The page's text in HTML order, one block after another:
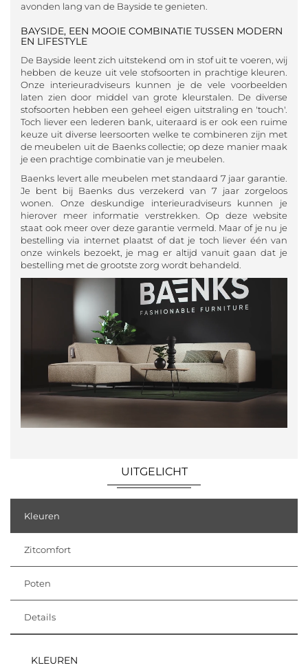
avonden lang van de Bayside te genieten.
BAYSIDE, EEN MOOIE COMBINATIE TUSSEN MODERN
EN LIFESTYLE
De Bayside leent zich uitstekend om in stof uit te voeren, wij
hebben de keuze uit vele stofsoorten in prachtige kleuren.
Onze interieuradviseurs kunnen je de vele voorbeelden
laten zien door middel van grote kleurstalen. De diverse
stofsoorten hebben een geheel eigen uitstraling en 'touch'.
Toch liever een lederen bank, uiteraard is er ook een ruime
keuze uit diverse leersoorten welke te combineren zijn met
de meubelen uit de Baenks collectie; op deze manier maak
je een prachtige combinatie van je meubelen.
Baenks levert alle meubelen met standaard 7 jaar garantie.
Je bent bij Baenks dus verzekerd van 7 jaar zorgeloos
wonen. Onze deskundige interieuradviseurs kunnen je
hierover meer informatie verstrekken. Op deze website
staat ook meer over deze garantie vermeld. Maar of je nu je
bestelling via internet plaatst of dat je toch liever één van
onze winkels bezoekt, je mag er altijd vanuit gaan dat je
bestelling met de grootste zorg wordt behandeld.
UITGELICHT
Kleuren
Zitcomfort
Poten
Details
KLEUREN